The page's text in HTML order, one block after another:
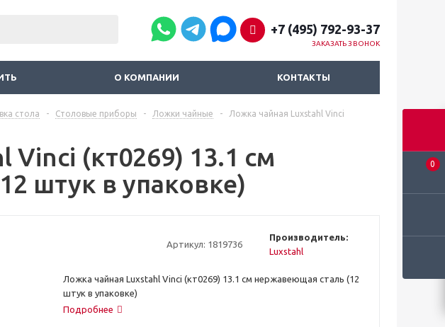
0
+7 (495) 792-93-37
ЗАКАЗАТЬ ЗВОНОК
О КОМПАНИИ КОНТАКТЫ
стола - Столовые приборы - Ложки чайные -
Ложка чайная Luxstahl Vinci
(кт0269) 13.1 см
штук в упаковке)
Артикул: 1819736
Производитель:
Luxstahl
Ложка чайная Luxstahl Vinci (кт0269) 13.1 см нержавеющая сталь (12
штук в упаковке)
Подробнее